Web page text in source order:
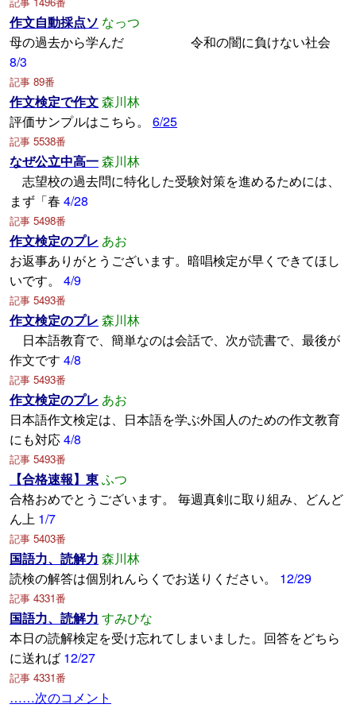
作文自動採点ソ なっつ
母の過去から学んだ 令和の闇に負けない社会
8/3
記事 89番
作文検定で作文森川林
評価サンプルはこちら。 6/25
記事 5538番
なぜ公立中高一森川林
志望校の過去問に特化した受験対策を進めるためには、
まず「春 4/28
記事 5498番
作文検定のプレ あお
お返事ありがとうございます。暗唱検定が早くできてほし
いです。
4/9
記事 5493番
作文検定のプレ 森川林
日本語教育で、簡単なのは会話で、次が読書で、最後が
作文です 4/8
記事 5493番
作文検定のプレ あお
日本語作文検定は、日本語を学ぶ外国人のための作文教育
にも対応4/8
記事 5493番
【合格速報】東ふつ
合格おめでとうございます。 毎週真剣に取り組み、どんど
ん上 1/7
記事 5403番
国語力、読解力 森川林
読検の解答は個別れんらくでお送りください。
12/29
記事 4331番
国語力、読解力 すみひな
本日の読解検定を受け忘れてしまいました。回答をどちら
に送れば 12/27
記事 4331番
……次のコメント